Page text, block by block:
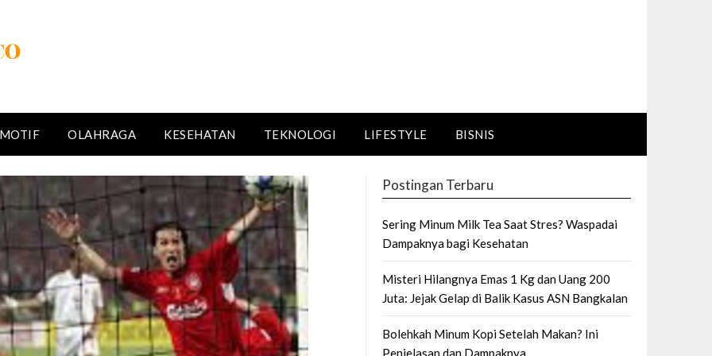
OLAHRAGA KESEHATAN TEKNOLOGI LIFESTYLE BISNIS
Postingan Terbaru
Sering Minum Milk Tea Saat Stres? Waspadai
Dampaknya bagi Kesehatan
Misteri Hilangnya Emas 1 Kg dan Uang 200
Juta: Jejak Gelap di Balik Kasus ASN Bangkalan
Bolehkah Minum Kopi Setelah Makan? Ini
Penjelasan dan Dampaknya